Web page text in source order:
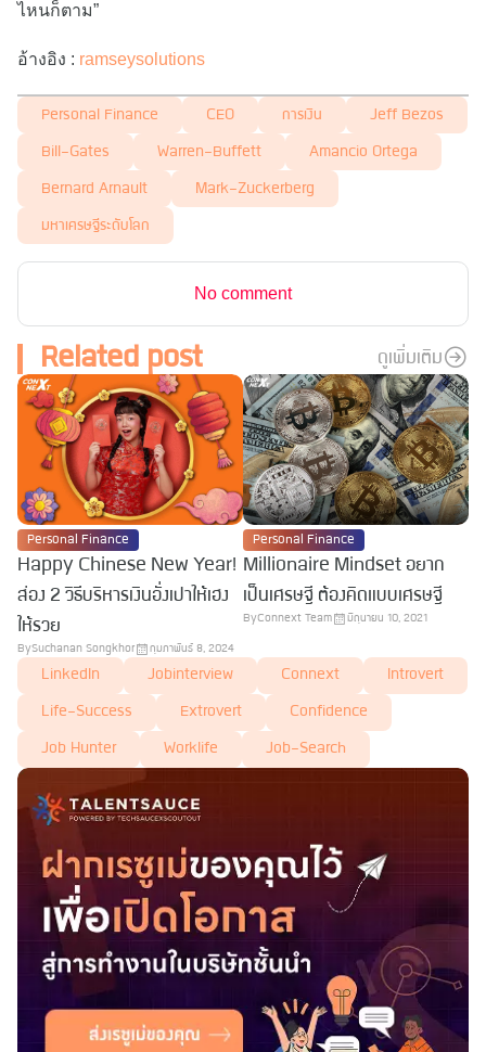
ไหนก็ตาม”
อ้างอิง : ramseysolutions
Personal Finance CEO การเงิน Jeff Bezos
Bill-Gates Warren-Buffett Amancio Ortega
Bernard Arnault Mark-Zuckerberg
มหาเศรษฐีระดับโลก
No comment
Related post ดูเพิ่มเติม
Personal Finance
Happy Chinese New Year!
ส่อง 2 วิธีบริหารเงินอั่งเปาให้เฮง
ให้รวย
BySuchanan Songkhor กุมภาพันธ์ 8, 2024
Personal Finance
Millionaire Mindset อยาก
เป็นเศรษฐี ต้องคิดแบบเศรษฐี
ByConnext Team มิถุนายน 10, 2021
LinkedIn Jobinterview Connext Introvert
Life-Success Extrovert Confidence
Job Hunter Worklife Job-Search